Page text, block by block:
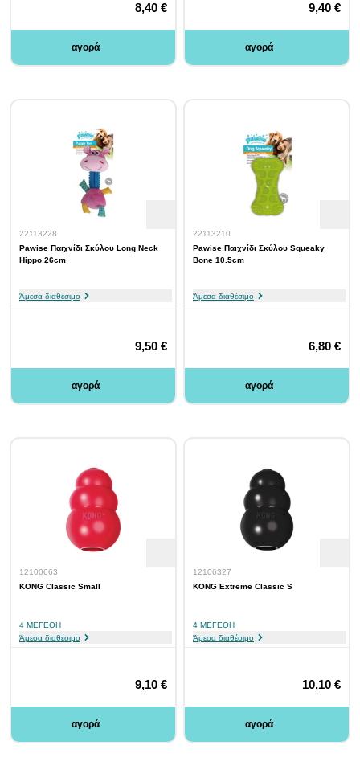
8,40 €
αγορά
9,40 €
αγορά
22113228
Pawise Παιχνίδι Σκύλου Long Neck
Hippo 26cm
Άμεσα διαθέσιμο
9,50 €
αγορά
22113210
Pawise Παιχνίδι Σκύλου Squeaky
Bone 10.5cm
Άμεσα διαθέσιμο
6,80 €
αγορά
12100663
KONG Classic Small
4 ΜΕΓΈΘΗ
Άμεσα διαθέσιμο
9,10 €
αγορά
12106327
KONG Extreme Classic S
4 ΜΕΓΈΘΗ
Άμεσα διαθέσιμο
10,10 €
αγορά